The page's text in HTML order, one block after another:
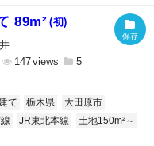
89m² (初)
147 5
て 栃木県
大田原市
JR東北本線
土地150m²～